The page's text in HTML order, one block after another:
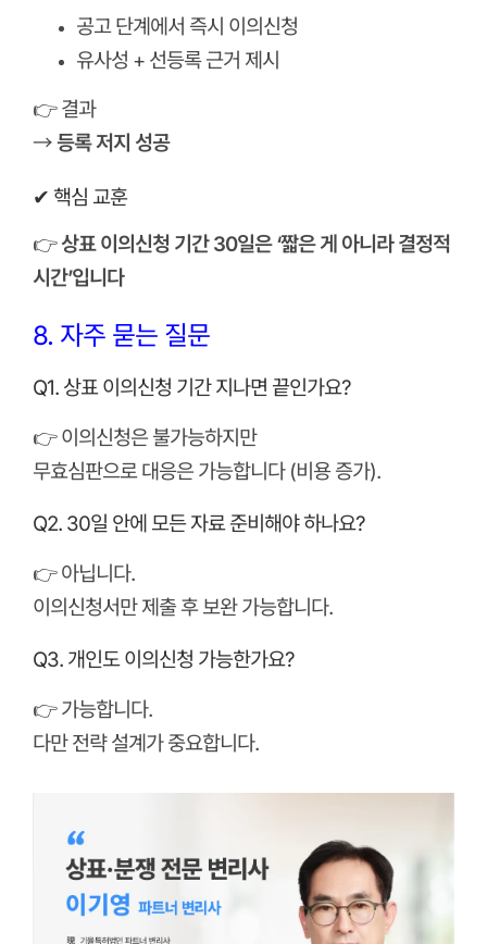
공고 단계에서 즉시 이의신청
유사성 + 선등록 근거 제시
👉 결과
→등록 저지 성공
✔ 핵심 교훈
👉상표 이의신청 기간 30일은 ‘짧은 게 아니라 결정적
시간’입니다
8. 자주 묻는 질문
Q1. 상표 이의신청 기간 지나면 끝인가요?
👉 이의신청은 불가능하지만
무효심판으로 대응은 가능합니다 (비용 증가).
Q2. 30일 안에 모든 자료 준비해야 하나요?
👉 아닙니다.
이의신청서만 제출 후 보완 가능합니다.
Q3. 개인도 이의신청 가능한가요?
👉 가능합니다.
다만 전략 설계가 중요합니다.